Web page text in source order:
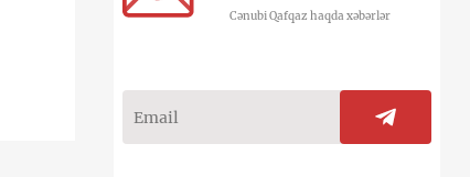
Cənubi Qafqaz haqda xəbərlər